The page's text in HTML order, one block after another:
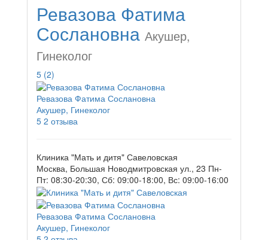
Ревазова Фатима
Сослановна Акушер,
Гинеколог
5 (2)
Ревазова Фатима Сослановна
Акушер, Гинеколог
5 2 отзыва
Клиника "Мать и дитя" Савеловская
Москва, Большая Новодмитровская ул., 23 Пн-
Пт: 08:30-20:30, Сб: 09:00-18:00, Вс: 09:00-16:00
Ревазова Фатима Сослановна
Акушер, Гинеколог